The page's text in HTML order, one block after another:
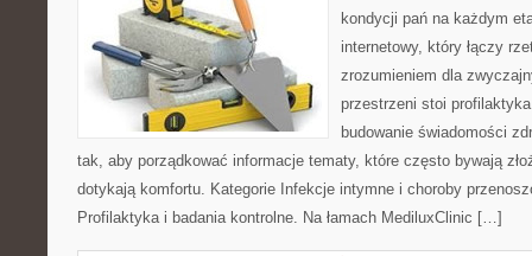
kondycji pań na każdym
internetowy, który łączy
zrozumieniem dla
przestrzeni stoi
budowanie świadomości
tak, aby porządkować informacje tematy, które często bywają
dotykają komfortu. Kategorie Infekcje intymne i choroby
Profilaktyka i badania kontrolne. Na łamach MediluxClinic […]